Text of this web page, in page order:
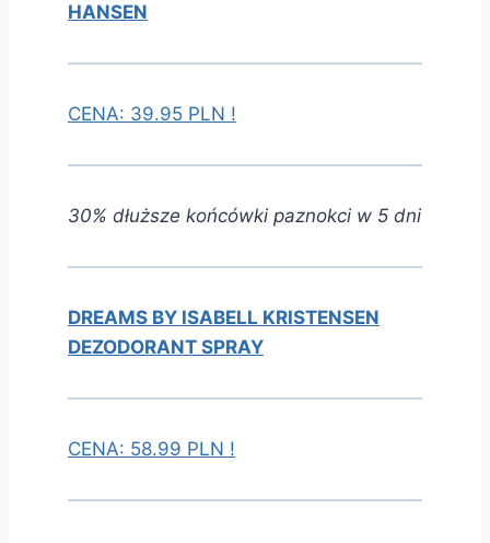
HANSEN
CENA: 39.95 PLN !
30% dłuższe końcówki paznokci w 5 dni
DREAMS BY ISABELL KRISTENSEN
DEZODORANT SPRAY
CENA: 58.99 PLN !